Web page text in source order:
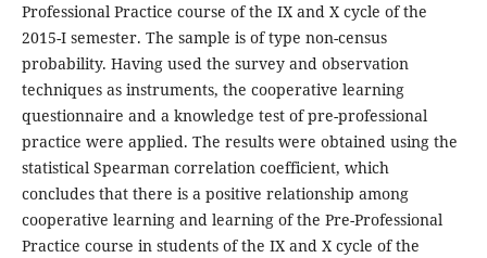
Professional Practice course of the IX and X cycle of the
2015-I semester. The sample is of type non-census
probability. Having used the survey and observation
techniques as instruments, the cooperative learning
questionnaire and a knowledge test of pre-professional
practice were applied. The results were obtained using the
statistical Spearman correlation coefficient, which
concludes that there is a positive relationship among
cooperative learning and learning of the Pre-Professional
Practice course in students of the IX and X cycle of the